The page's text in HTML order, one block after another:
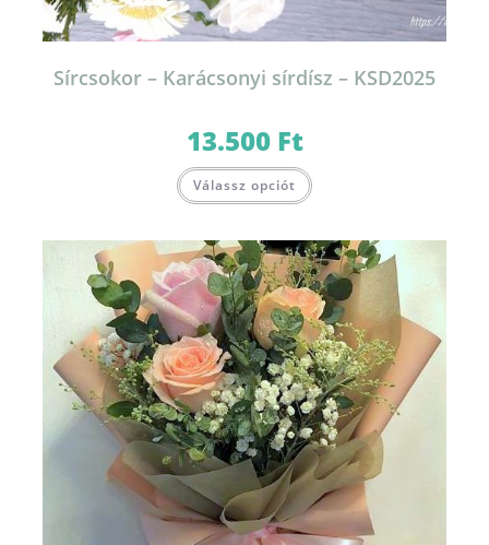
Sírcsokor – Karácsonyi sírdísz – KSD2025
13.500 Ft
Válassz opciót